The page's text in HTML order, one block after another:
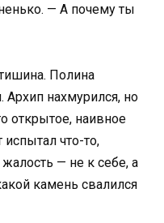
— А почему ты
Полина
Архип нахмурился, но
открытое, наивное
что-то,
— не к себе, а
камень свалился